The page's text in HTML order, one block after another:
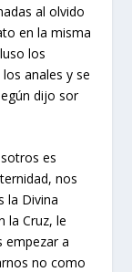
al olvido
en la misma
los
anales y se
dijo sor
es
nos
la Divina
la Cruz, le
empezar a
no como